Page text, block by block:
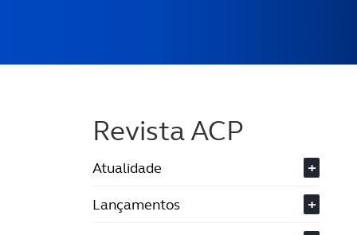
Revista ACP
Atualidade
+
Lançamentos
+